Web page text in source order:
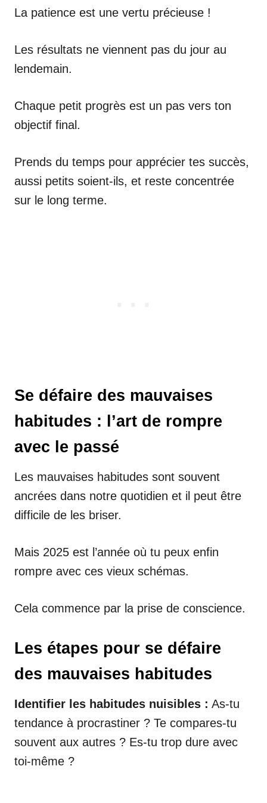
La patience est une vertu précieuse !
Les résultats ne viennent pas du jour au
lendemain.
Chaque petit progrès est un pas vers ton
objectif final.
Prends du temps pour apprécier tes succès,
aussi petits soient-ils, et reste concentrée
sur le long terme.
Se défaire des mauvaises
habitudes : l’art de rompre
avec le passé
Les mauvaises habitudes sont souvent
ancrées dans notre quotidien et il peut être
difficile de les briser.
Mais 2025 est l’année où tu peux enfin
rompre avec ces vieux schémas.
Cela commence par la prise de conscience.
Les étapes pour se défaire
des mauvaises habitudes
Identifier les habitudes nuisibles : As-tu
tendance à procrastiner ? Te compares-tu
souvent aux autres ? Es-tu trop dure avec
toi-même ?